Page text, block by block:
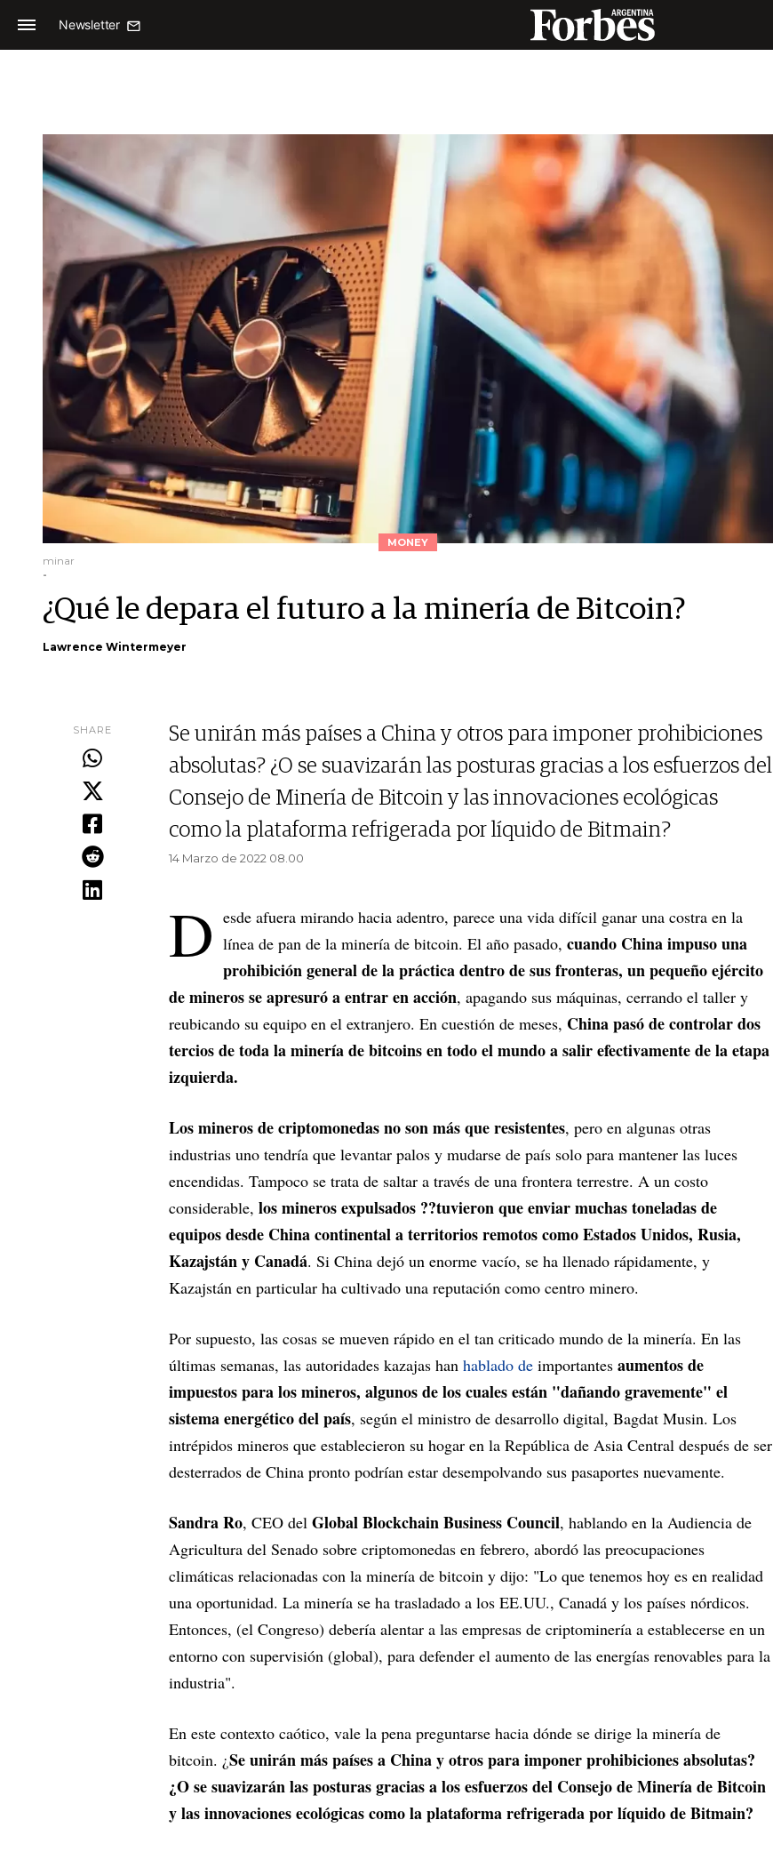
Newsletter
MONEY
minar
-
¿Qué le depara el futuro a la minería de Bitcoin?
Lawrence Wintermeyer
SHARE
Se unirán más países a China y otros para imponer prohibiciones
absolutas? ¿O se suavizarán las posturas gracias a los esfuerzos del
Consejo de Minería de Bitcoin y las innovaciones ecológicas
como la plataforma refrigerada por líquido de Bitmain?
14 Marzo de 2022 08.00
D esde afuera mirando hacia adentro, parece una vida difícil ganar una costra en la
línea de pan de la minería de bitcoin. El año pasado, cuando China impuso una
prohibición general de la práctica dentro de sus fronteras, un pequeño ejército
de mineros se apresuró a entrar en acción, apagando sus máquinas, cerrando el taller y
reubicando su equipo en el extranjero. En cuestión de meses, China pasó de controlar dos
tercios de toda la minería de bitcoins en todo el mundo a salir efectivamente de la etapa
izquierda.
Los mineros de criptomonedas no son más que resistentes, pero en algunas otras
industrias uno tendría que levantar palos y mudarse de país solo para mantener las luces
encendidas. Tampoco se trata de saltar a través de una frontera terrestre. A un costo
considerable, los mineros expulsados ??tuvieron que enviar muchas toneladas de
equipos desde China continental a territorios remotos como Estados Unidos, Rusia,
Kazajstán y Canadá. Si China dejó un enorme vacío, se ha llenado rápidamente, y
Kazajstán en particular ha cultivado una reputación como centro minero.
Por supuesto, las cosas se mueven rápido en el tan criticado mundo de la minería. En las
últimas semanas, las autoridades kazajas han hablado de importantes aumentos de
impuestos para los mineros, algunos de los cuales están "dañando gravemente" el
sistema energético del país, según el ministro de desarrollo digital, Bagdat Musin. Los
intrépidos mineros que establecieron su hogar en la República de Asia Central después de ser
desterrados de China pronto podrían estar desempolvando sus pasaportes nuevamente.
Sandra Ro, CEO del Global Blockchain Business Council, hablando en la Audiencia de
Agricultura del Senado sobre criptomonedas en febrero, abordó las preocupaciones
climáticas relacionadas con la minería de bitcoin y dijo: "Lo que tenemos hoy es en realidad
una oportunidad. La minería se ha trasladado a los EE.UU., Canadá y los países nórdicos.
Entonces, (el Congreso) debería alentar a las empresas de criptominería a establecerse en un
entorno con supervisión (global), para defender el aumento de las energías renovables para la
industria".
En este contexto caótico, vale la pena preguntarse hacia dónde se dirige la minería de
bitcoin. ¿Se unirán más países a China y otros para imponer prohibiciones absolutas?
¿O se suavizarán las posturas gracias a los esfuerzos del Consejo de Minería de Bitcoin
y las innovaciones ecológicas como la plataforma refrigerada por líquido de Bitmain?